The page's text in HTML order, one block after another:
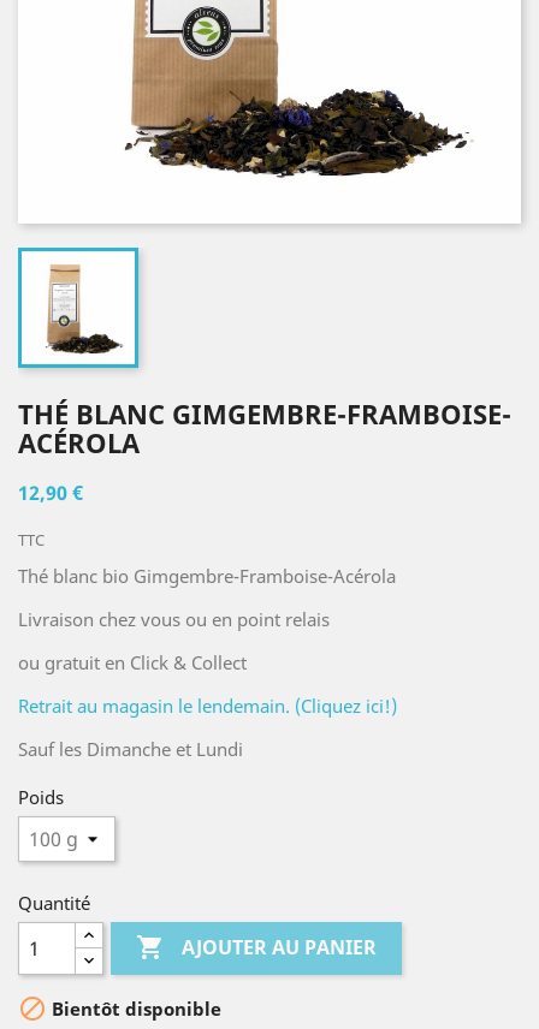
THÉ BLANC GIMGEMBRE-FRAMBOISE-
ACÉROLA
12,90 €
TTC
Thé blanc bio Gimgembre-Framboise-Acérola
Livraison chez vous ou en point relais
ou gratuit en Click & Collect
Retrait au magasin le lendemain. (Cliquez ici!)
Sauf les Dimanche et Lundi
Poids
Quantité
 AJOUTER AU PANIER
 Bientôt disponible